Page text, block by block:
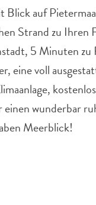
auf
Strand zu Ihren
5 Minuten
eine voll
wunderbar
Meerblick!